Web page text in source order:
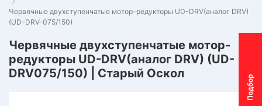
П
о
д
б
о
р
м
о
т
о
р
-
р
е
д
у
к
т
о
р
Червячные двухступенчатые мотор-редукторы UD-DRV(аналог DRV)
(UD-DRV-075/150)
Червячные двухступенчатые мотор-
редукторы UD-DRV(аналог DRV) (UD-
DRV075/150) | Старый Оскол